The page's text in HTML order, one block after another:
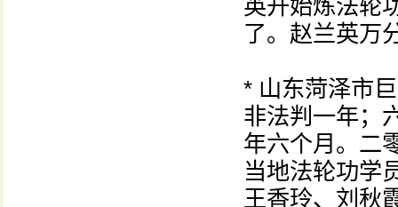
英开始炼法轮
了。赵兰英万
* 山东菏泽市
非法判一年；
年六个月。二
当地法轮功学
王香玲、刘秋